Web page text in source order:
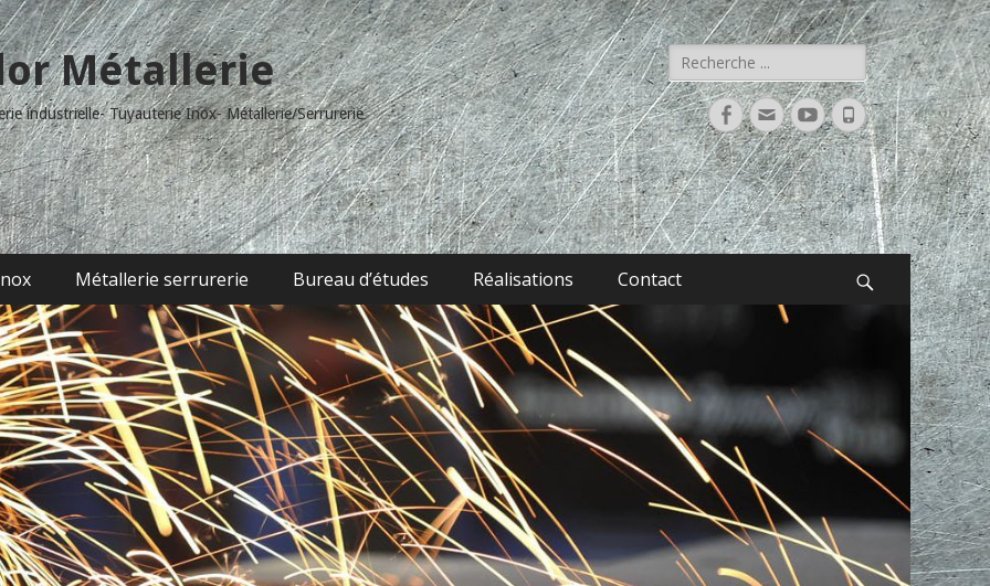
Métallerie
industrielle- Tuyauterie Inox- Métallerie/Serrurerie
Rechercher :
FacebookAdresse
de
contact
YouTube
Tél
Métallerie serrurerie Bureau d’études Réalisations Contact Recherche